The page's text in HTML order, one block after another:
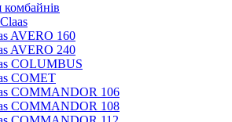
комбайнів
AVERO 160
AVERO 240
COLUMBUS
COMET
COMMANDOR 106
COMMANDOR 108